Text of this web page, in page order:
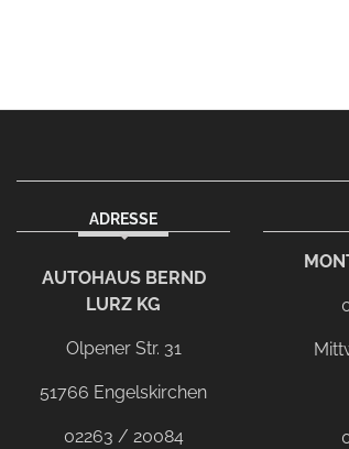
ADRESSE
AUTOHAUS BERND
LURZ KG
Olpener Str. 31
51766 Engelskirchen
02263 / 20084